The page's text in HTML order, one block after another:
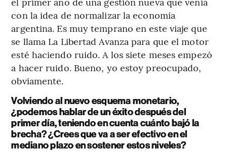
con la idea de normalizar la economía
argentina. Es muy temprano en este viaje que
se llama La Libertad Avanza para que el motor
esté haciendo ruido. A los siete meses empezó
a hacer ruido. Bueno, yo estoy preocupado,
obviamente.
Volviendo al nuevo esquema monetario,
¿podemos hablar de un éxito después del
primer día, teniendo en cuenta cuánto bajó la
brecha? ¿Crees que va a ser efectivo en el
mediano plazo en sostener estos niveles?